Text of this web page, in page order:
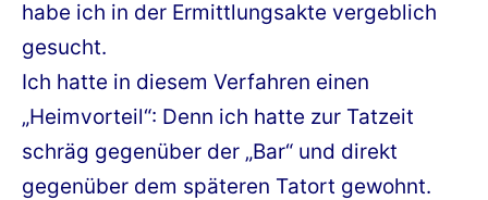
habe ich in der Ermittlungsakte vergeblich
gesucht.
Ich hatte in diesem Verfahren einen
„Heimvorteil“: Denn ich hatte zur Tatzeit
schräg gegenüber der „Bar“ und direkt
gegenüber dem späteren Tatort gewohnt.